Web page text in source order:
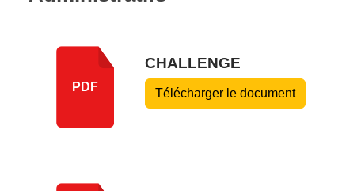
PDF
CHALLENGE
Télécharger le document